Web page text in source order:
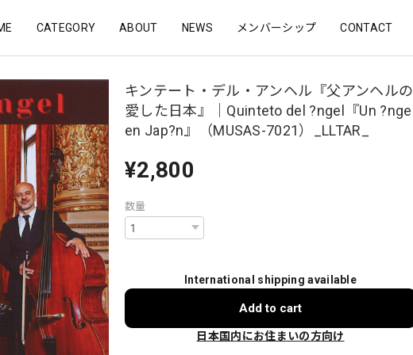
CATEGORY ABOUT NEWS メンバーシップ CONTACT
キンテート・デル・アンヘル『父アンヘルの
愛した日本』｜Quinteto del ?ngel『Un ?ngel
en Jap?n』（MUSAS-7021）_LLTAR_
¥2,800
数量
International shipping available
Add to cart
日本国内にお住まいの方向け